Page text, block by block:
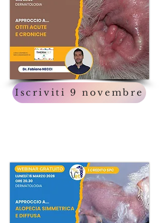
Iscriviti 9 novembre